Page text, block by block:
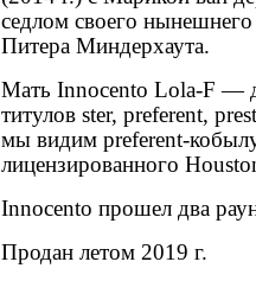
седлом своего
Питера Миндерхаута.
Мать Innocento Lola-F —
титулов ster, preferent,
мы видим preferent-
лицензированного
Innocento прошел два
Продан летом 2019 г.